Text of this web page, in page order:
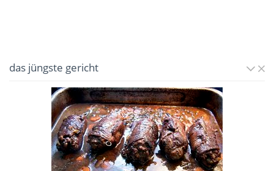
das jüngste gericht